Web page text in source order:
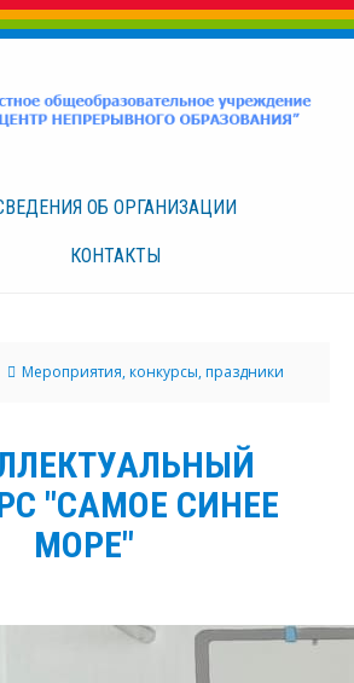
ОБ ОРГАНИЗАЦИИ
КОНТАКТЫ
Мероприятия, конкурсы, праздники
"САМОЕ СИНЕЕ
МОРЕ"